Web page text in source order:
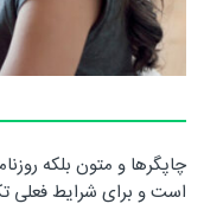
سی
روتاری
چاپگرها و متون بلکه
است و برای شرایط فعلی